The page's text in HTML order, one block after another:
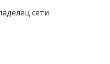
сети